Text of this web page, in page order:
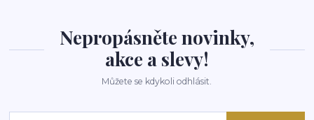
Nepropásněte novinky,
akce a slevy!
Můžete se kdykoli odhlásit.